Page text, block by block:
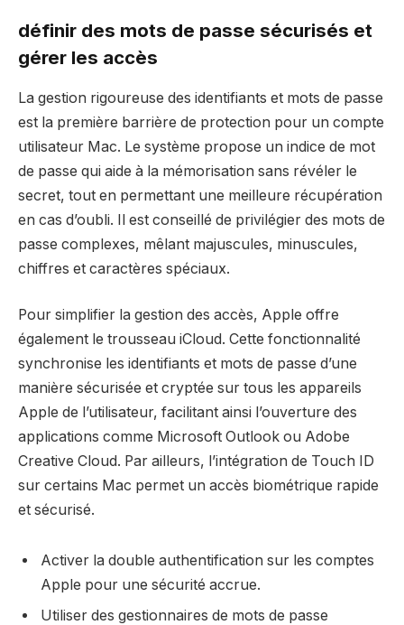
définir des mots de passe sécurisés et
gérer les accès
La gestion rigoureuse des identifiants et mots de passe
est la première barrière de protection pour un compte
utilisateur Mac. Le système propose un indice de mot
de passe qui aide à la mémorisation sans révéler le
secret, tout en permettant une meilleure récupération
en cas d’oubli. Il est conseillé de privilégier des mots de
passe complexes, mêlant majuscules, minuscules,
chiffres et caractères spéciaux.
Pour simplifier la gestion des accès, Apple offre
également le trousseau iCloud. Cette fonctionnalité
synchronise les identifiants et mots de passe d’une
manière sécurisée et cryptée sur tous les appareils
Apple de l’utilisateur, facilitant ainsi l’ouverture des
applications comme Microsoft Outlook ou Adobe
Creative Cloud. Par ailleurs, l’intégration de Touch ID
sur certains Mac permet un accès biométrique rapide
et sécurisé.
Activer la double authentification sur les comptes
Apple pour une sécurité accrue.
Utiliser des gestionnaires de mots de passe